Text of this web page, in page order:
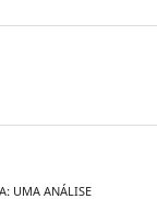
UMA ANÁLISE